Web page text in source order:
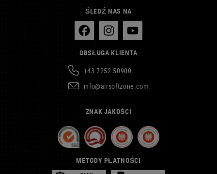
ŚLEDŹ NAS NA
OBSŁUGA KLIENTA
+43 7252 50900
info@airsoftzone.com
ZNAK JAKOŚCI
METODY PŁATNOŚCI